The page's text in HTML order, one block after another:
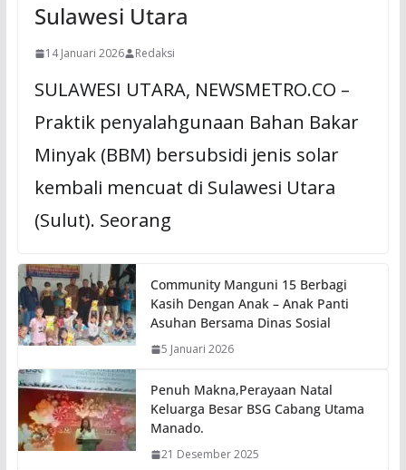
Sulawesi Utara
14 Januari 2026 Redaksi
SULAWESI UTARA, NEWSMETRO.CO –
Praktik penyalahgunaan Bahan Bakar
Minyak (BBM) bersubsidi jenis solar
kembali mencuat di Sulawesi Utara
(Sulut). Seorang
Community Manguni 15 Berbagi
Kasih Dengan Anak – Anak Panti
Asuhan Bersama Dinas Sosial
5 Januari 2026
Penuh Makna,Perayaan Natal
Keluarga Besar BSG Cabang Utama
Manado.
21 Desember 2025